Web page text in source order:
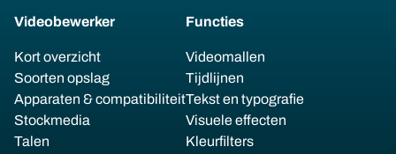
Videobewerker
Kort overzicht
Soorten opslag
Apparaten & compatibiliteit
Stockmedia
Talen
Functies
Videomallen
Tijdlijnen
Tekst en typografie
Visuele effecten
Kleurfilters